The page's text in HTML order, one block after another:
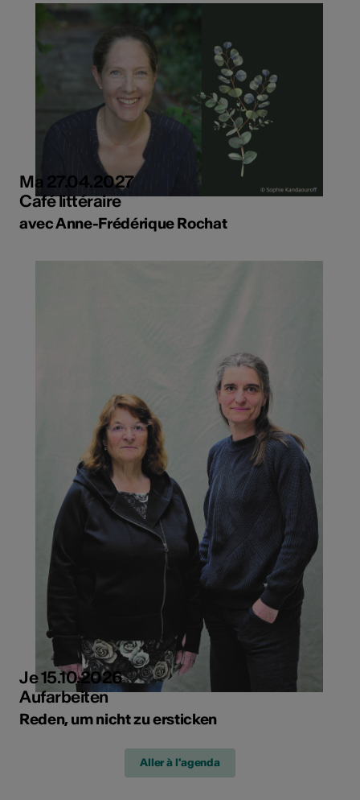
Ma 27.04.2027
Café littéraire
avec Anne-Frédérique Rochat
Je 15.10.2026
Aufarbeiten
Reden, um nicht zu ersticken
Aller à l'agenda